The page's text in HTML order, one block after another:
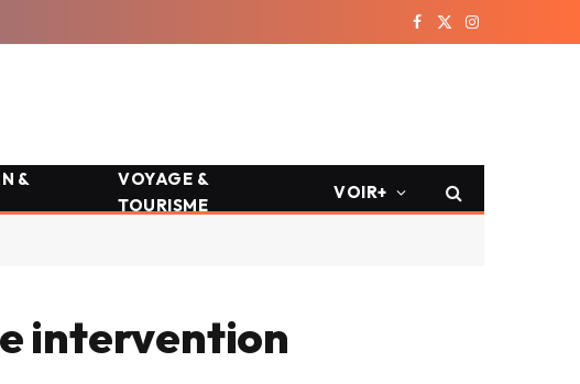
Facebook
X
Instagram
&
VOYAGE &
TOURISME
VOIR+
intervention